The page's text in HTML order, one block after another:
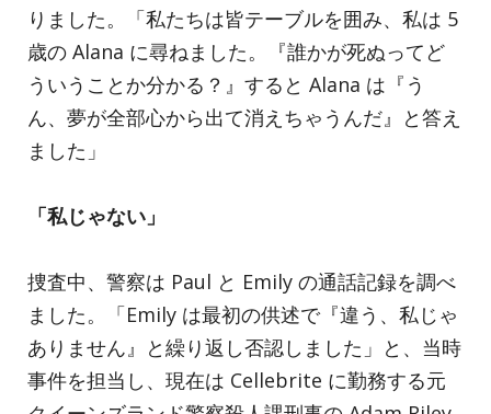
りました。「私たちは皆テーブルを囲み、私は 5
歳の Alana に尋ねました。『誰かが死ぬってど
ういうことか分かる？』すると Alana は『う
ん、夢が全部心から出て消えちゃうんだ』と答え
ました」
「私じゃない」
捜査中、警察は Paul と Emily の通話記録を調べ
ました。「Emily は最初の供述で『違う、私じゃ
ありません』と繰り返し否認しました」と、当時
事件を担当し、現在は Cellebrite に勤務する元